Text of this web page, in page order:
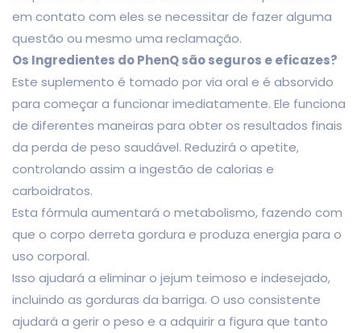
em contato com eles se necessitar de fazer alguma
questão ou mesmo uma reclamação.
Os Ingredientes do PhenQ são seguros e eficazes?
Este suplemento é tomado por via oral e é absorvido
para começar a funcionar imediatamente. Ele funciona
de diferentes maneiras para obter os resultados finais
da perda de peso saudável. Reduzirá o apetite,
controlando assim a ingestão de calorias e
carboidratos.
Esta fórmula aumentará o metabolismo, fazendo com
que o corpo derreta gordura e produza energia para o
uso corporal.
Isso ajudará a eliminar o jejum teimoso e indesejado,
incluindo as gorduras da barriga. O uso consistente
ajudará a gerir o peso e a adquirir a figura que tanto